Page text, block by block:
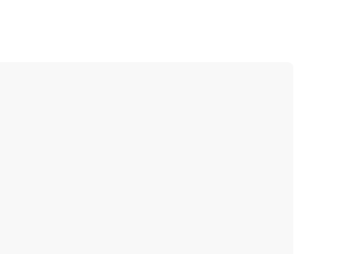
mangohout bruin en zwart aantal